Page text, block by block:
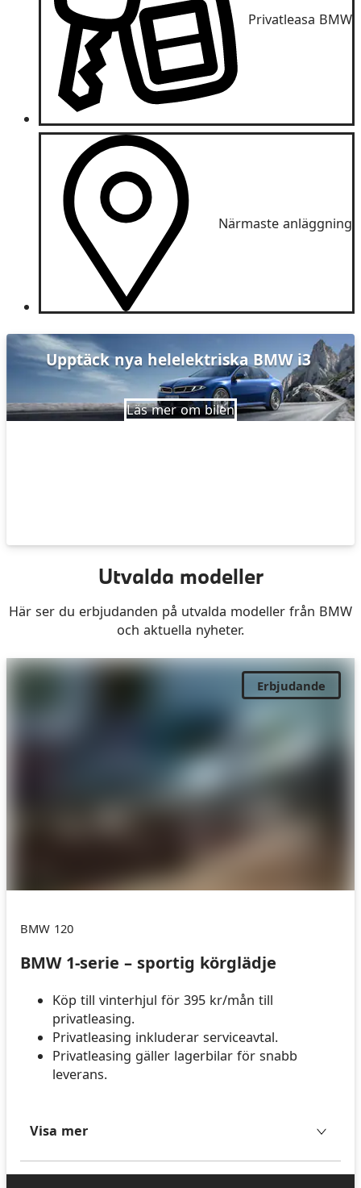
Privatleasa BMW
Närmaste anläggning
Upptäck nya helelektriska BMW i3
Läs mer om bilen
Utvalda modeller
Här ser du erbjudanden på utvalda modeller från BMW
och aktuella nyheter.
Erbjudande
BMW 120
BMW 1-serie – sportig körglädje
Köp till vinterhjul för 395 kr/mån till
privatleasing.
Privatleasing inkluderar serviceavtal.
Privatleasing gäller lagerbilar för snabb
leverans.
Visa mer